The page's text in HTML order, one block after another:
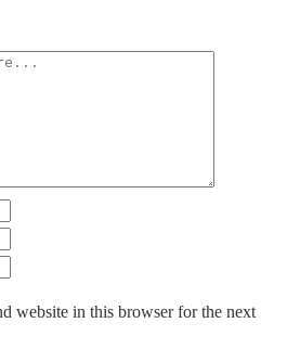
website in this browser for the next